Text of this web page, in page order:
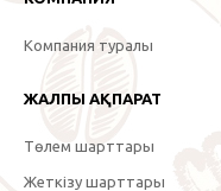
Компания туралы
ЖАЛПЫ АҚПАРАТ
Төлем шарттары
Жеткізу шарттары